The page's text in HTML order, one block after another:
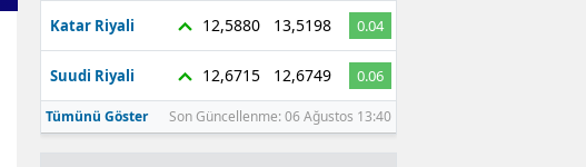
Katar Riyali 12,5880 13,5198 0.04
Suudi Riyali 12,6715 12,6749 0.06
Tümünü Göster Son Güncellenme: 06 Ağustos 13:40